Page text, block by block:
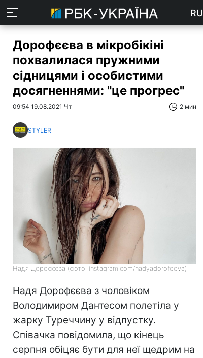
RU
Дорофєєва в мікробікіні
похвалилася пружними
сідницями і особистими
досягненнями: "це прогрес"
09:54 19.08.2021 Чт 2 мин
STYLER
Надя Дорофєєва (фото: instagram.com/nadyadorofeeva)
Надя Дорофєєва з чоловіком
Володимиром Дантесом полетіла у
жарку Туреччину у відпустку.
Співачка повідомила, що кінець
серпня обіцяє бути для неї щедрим на